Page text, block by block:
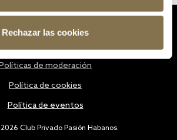
Rechazar las cookies
Club Privado Pasión Habanos.
de moderación
Política de cookies
Política de eventos